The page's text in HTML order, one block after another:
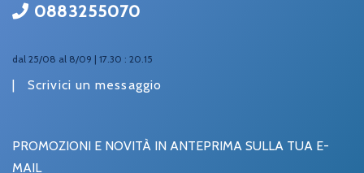
0883255070
dal 25/08 al 8/09 | 17.30 : 20.15
| Scrivici un messaggio
PROMOZIONI E NOVITÀ IN ANTEPRIMA SULLA TUA E-
MAIL